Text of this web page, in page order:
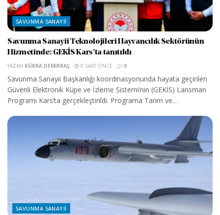
SAVUNMA SANAYII
Savunma Sanayii Teknolojileri Hayvancılık Sektörünün
Hizmetinde: GEKİS Kars’ta tanıtıldı
YAZAN KÜBRA DEMIRBAŞ 8 SAAT ÖNCE 0
Savunma Sanayii Başkanlığı koordinasyonunda hayata geçirilen
Güvenli Elektronik Küpe ve İzleme Sistemi’nin (GEKİS) Lansman
Programı Kars’ta gerçekleştirildi. Programa Tarım ve...
SAVUNMA SANAYII